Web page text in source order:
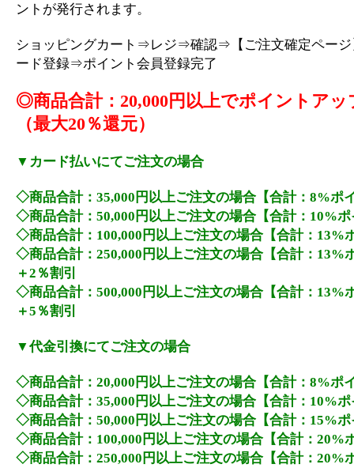
ントが発行されます。
ショッピングカート⇒レジ⇒確認⇒【ご注文確定ページ
ード登録⇒ポイント会員登録完了
◎商品合計：20,000円以上でポイントアッ
（最大20％還元）
▼カード払いにてご注文の場合
◇商品合計：35,000円以上ご注文の場合【合計：8%ポ
◇商品合計：50,000円以上ご注文の場合【合計：10%
◇商品合計：100,000円以上ご注文の場合【合計：13%
◇商品合計：250,000円以上ご注文の場合【合計：13%
＋2％割引
◇商品合計：500,000円以上ご注文の場合【合計：13%
＋5％割引
▼代金引換にてご注文の場合
◇商品合計：20,000円以上ご注文の場合【合計：8%ポ
◇商品合計：35,000円以上ご注文の場合【合計：10%
◇商品合計：50,000円以上ご注文の場合【合計：15%
◇商品合計：100,000円以上ご注文の場合【合計：20%
◇商品合計：250,000円以上ご注文の場合【合計：20%